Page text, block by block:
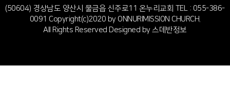
(50604) 경상남도 양산시 물금읍 신주로11 온누리교회 TEL : 055-386-
0091 Copyright(c)2020 by ONNURIMISSION CHURCH.
All Rights Reserved Designed by스데반정보